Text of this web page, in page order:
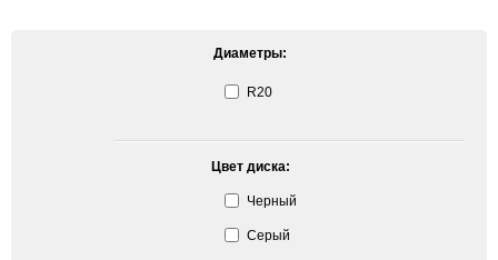
Диаметры:
R20
Цвет диска:
Черный
Серый